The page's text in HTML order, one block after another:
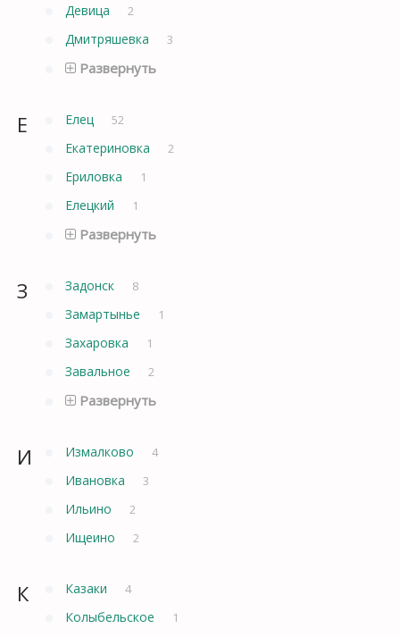
Девица 2
Дмитряшевка 3
Развернуть
Е Елец 52
Екатериновка 2
Ериловка 1
Елецкий 1
Развернуть
З Задонск 8
Замартынье 1
Захаровка 1
Завальное 2
Развернуть
И Измалково 4
Ивановка 3
Ильино 2
Ищеино 2
К Казаки 4
Колыбельское 1